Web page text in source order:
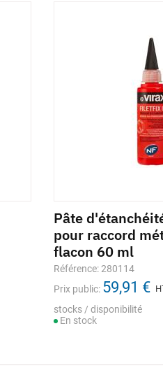
Pâte
pour raccord
flacon 60 ml
Référence: 280114
Prix public: 59,91 €
stocks / disponibilité
En stock